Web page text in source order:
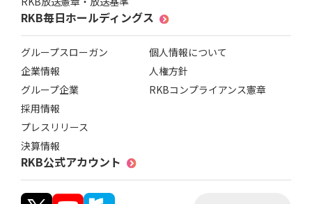
RKB毎日ホールディングス
グループスローガン
企業情報
グループ企業
採用情報
プレスリリース
決算情報
個人情報について
人権方針
RKBコンプライアンス憲章
RKB公式アカウント